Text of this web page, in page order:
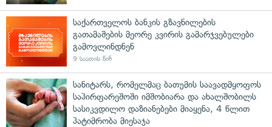
საქართველოს ბანკის გზავნილების
გათამაშების მეორე კვირის გამარჯვებულები
გამოვლინდნენ
9 საათის წინ
სანიტარს, რომელმაც ბათუმის საავადმყოფოს
საპირფარეშოში იმშობიარა და ახალშობილს
სასიკვდილო დაზიანებები მიაყენა, 4 წლით
პატიმრობა მიესაჯა